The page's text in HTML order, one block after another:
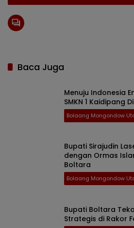
Baca Juga
Menuju Indonesia
SMKN 1 Kaidipang
Bolaang Mongondow
Bupati Sirajudin
dengan Ormas
Boltara
Bolaang Mongondow
Bupati Boltara
Strategis di Rakor